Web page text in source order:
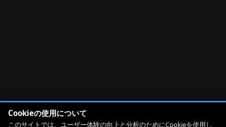
Cookieの使用について
このサイトでは、ユーザー体験の向上と分析のためにCookieを使用し